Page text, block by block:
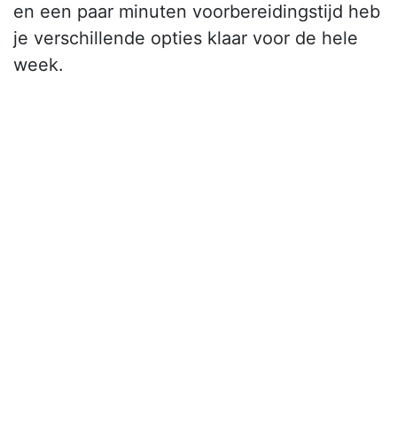
en een paar minuten voorbereidingstijd heb
je verschillende opties klaar voor de hele
week.